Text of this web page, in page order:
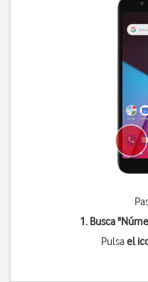
1. Busca "
Pulsael